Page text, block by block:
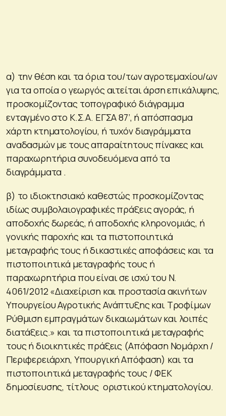
α) την θέση και τα όρια του/των αγροτεμαχίου/ων
για τα οποία ο γεωργός αιτείται άρση επικάλυψης,
προσκομίζοντας τοπογραφικό διάγραμμα
ενταγμένο στο Κ.Σ.Α. ΕΓΣΑ 87’, ή απόσπασμα
χάρτη κτηματολογίου, ή τυχόν διαγράμματα
αναδασμών με τους απαραίτητους πίνακες και
παραχωρητήρια συνοδευόμενα από τα
διαγράμματα .
β) το ιδιοκτησιακό καθεστώς προσκομίζοντας
ιδίως συμβολαιογραφικές πράξεις αγοράς, ή
αποδοχής δωρεάς, ή αποδοχής κληρονομιάς, ή
γονικής παροχής και τα πιστοποιητικά
μεταγραφής τους ή δικαστικές αποφάσεις και τα
πιστοποιητικά μεταγραφής τους ή
παραχωρητήρια που είναι σε ισχύ του Ν.
4061/2012 «Διαχείριση και προστασία ακινήτων
Υπουργείου Αγροτικής Ανάπτυξης και Τροφίμων
Ρύθμιση εμπραγμάτων δικαιωμάτων και λοιπές
διατάξεις.» και τα πιστοποιητικά μεταγραφής
τους ή διοικητικές πράξεις (Απόφαση Νομάρχη /
Περιφερειάρχη, Υπουργική Απόφαση) και τα
πιστοποιητικά μεταγραφής τους / ΦΕΚ
δημοσίευσης, τίτλους οριστικού κτηματολογίου.